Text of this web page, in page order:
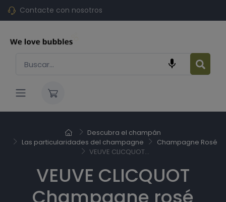
Contacte con nosotros

Descubra el champán
Las particularidades del champagne
Champagne Rosé
VEUVE CLICQUOT...
VEUVE CLICQUOT